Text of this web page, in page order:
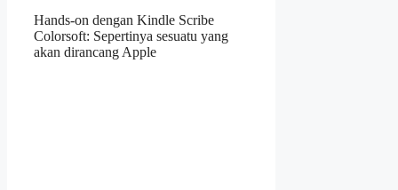
Hands-on dengan Kindle Scribe
Colorsoft: Sepertinya sesuatu yang
akan dirancang Apple